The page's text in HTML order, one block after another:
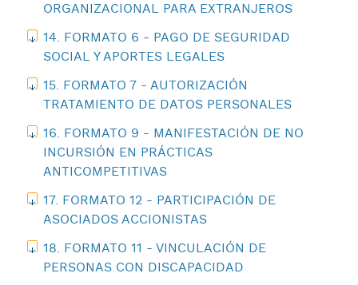
ORGANIZACIONAL PARA EXTRANJEROS
14. FORMATO 6 - PAGO DE SEGURIDAD
SOCIAL Y APORTES LEGALES
15. FORMATO 7 - AUTORIZACIÓN
TRATAMIENTO DE DATOS PERSONALES
16. FORMATO 9 - MANIFESTACIÓN DE NO
INCURSIÓN EN PRÁCTICAS
ANTICOMPETITIVAS
17. FORMATO 12 - PARTICIPACIÓN DE
ASOCIADOS ACCIONISTAS
18. FORMATO 11 - VINCULACIÓN DE
PERSONAS CON DISCAPACIDAD